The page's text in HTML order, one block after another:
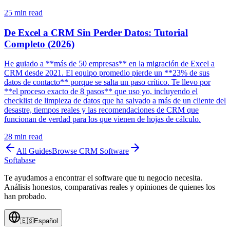
25 min read
De Excel a CRM Sin Perder Datos: Tutorial
Completo (2026)
He guiado a **más de 50 empresas** en la migración de Excel a
CRM desde 2021. El equipo promedio pierde un **23% de sus
datos de contacto** porque se salta un paso crítico. Te llevo por
**el proceso exacto de 8 pasos** que uso yo, incluyendo el
checklist de limpieza de datos que ha salvado a más de un cliente del
desastre, tiempos reales y las recomendaciones de CRM que
funcionan de verdad para los que vienen de hojas de cálculo.
28 min read
All GuidesBrowse CRM Software
Softabase
Te ayudamos a encontrar el software que tu negocio necesita.
Análisis honestos, comparativas reales y opiniones de quienes los
han probado.
🇪🇸Español